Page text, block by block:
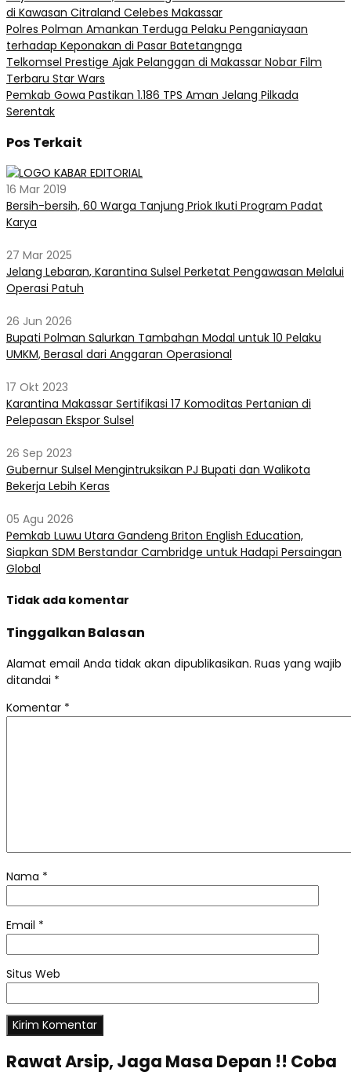
di Kawasan Citraland Celebes Makassar
Polres Polman Amankan Terduga Pelaku Penganiayaan
terhadap Keponakan di Pasar Batetangnga
Telkomsel Prestige Ajak Pelanggan di Makassar Nobar Film
Terbaru Star Wars
Pemkab Gowa Pastikan 1.186 TPS Aman Jelang Pilkada
Serentak
Pos Terkait
16 Mar 2019
Bersih-bersih, 60 Warga Tanjung Priok Ikuti Program Padat
Karya
27 Mar 2025
Jelang Lebaran, Karantina Sulsel Perketat Pengawasan Melalui
Operasi Patuh
26 Jun 2026
Bupati Polman Salurkan Tambahan Modal untuk 10 Pelaku
UMKM, Berasal dari Anggaran Operasional
17 Okt 2023
Karantina Makassar Sertifikasi 17 Komoditas Pertanian di
Pelepasan Ekspor Sulsel
26 Sep 2023
Gubernur Sulsel Mengintruksikan PJ Bupati dan Walikota
Bekerja Lebih Keras
05 Agu 2026
Pemkab Luwu Utara Gandeng Briton English Education,
Siapkan SDM Berstandar Cambridge untuk Hadapi Persaingan
Global
Tidak ada komentar
Tinggalkan Balasan
Alamat email Anda tidak akan dipublikasikan. Ruas yang wajib
ditandai *
Komentar *
Nama *
Email *
Situs Web
Rawat Arsip, Jaga Masa Depan !! Coba